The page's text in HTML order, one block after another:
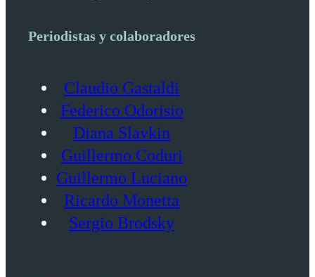
Periodistas y colaboradores
Claudio Gastaldi
Federico Odorisio
Diana Slavkin
Guillermo Coduri
Guillermo Luciano
Ricardo Monetta
Sergio Brodsky